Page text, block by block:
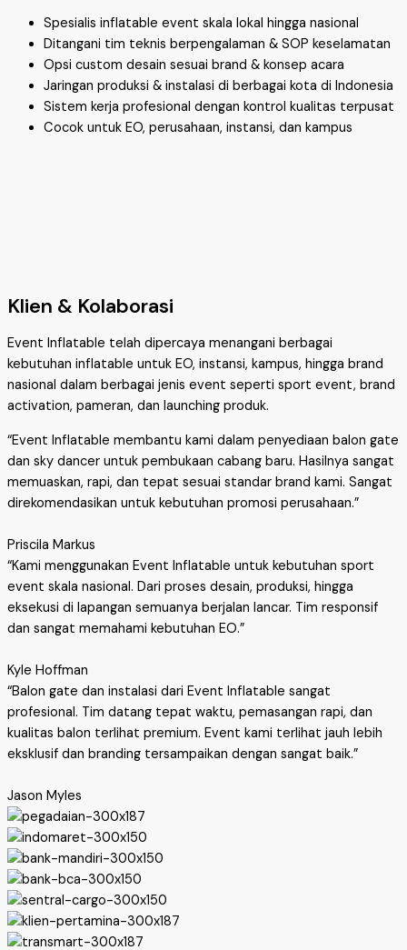
Spesialis inflatable event skala lokal hingga nasional
Ditangani tim teknis berpengalaman & SOP keselamatan
Opsi custom desain sesuai brand & konsep acara
Jaringan produksi & instalasi di berbagai kota di Indonesia
Sistem kerja profesional dengan kontrol kualitas terpusat
Cocok untuk EO, perusahaan, instansi, dan kampus
Klien & Kolaborasi
Event Inflatable telah dipercaya menangani berbagai
kebutuhan inflatable untuk EO, instansi, kampus, hingga brand
nasional dalam berbagai jenis event seperti sport event, brand
activation, pameran, dan launching produk.
“Event Inflatable membantu kami dalam penyediaan balon gate
dan sky dancer untuk pembukaan cabang baru. Hasilnya sangat
memuaskan, rapi, dan tepat sesuai standar brand kami. Sangat
direkomendasikan untuk kebutuhan promosi perusahaan.”
Priscila Markus
“Kami menggunakan Event Inflatable untuk kebutuhan sport
event skala nasional. Dari proses desain, produksi, hingga
eksekusi di lapangan semuanya berjalan lancar. Tim responsif
dan sangat memahami kebutuhan EO.”
Kyle Hoffman
“Balon gate dan instalasi dari Event Inflatable sangat
profesional. Tim datang tepat waktu, pemasangan rapi, dan
kualitas balon terlihat premium. Event kami terlihat jauh lebih
eksklusif dan branding tersampaikan dengan sangat baik.”
Jason Myles